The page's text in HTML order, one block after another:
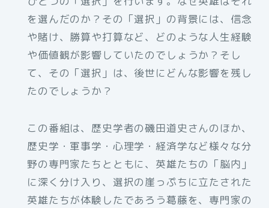
を選んだのか？その「選択」の背景には、信念
や賭け、勝算や打算など、どのような人生経験
や価値観が影響していたのでしょうか？そし
て、その「選択」は、後世にどんな影響を残し
たのでしょうか？
この番組は、歴史学者の磯田道史さんのほか、
歴史学・軍事学・心理学・経済学など様々な分
野の専門家たちとともに、英雄たちの「脳内」
に深く分け入り、選択の崖っぷちに立たされた
英雄たちが体験したであろう葛藤を、専門家の